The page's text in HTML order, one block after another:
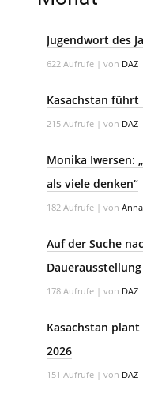
Jugendwort des
622 Aufrufe | von DAZ
Kasachstan führt
215 Aufrufe | von DAZ
Monika Iwersen:
als viele denken“
182 Aufrufe | von
Auf der Suche
178 Aufrufe | von DAZ
Kasachstan
2026
151 Aufrufe | von DAZ